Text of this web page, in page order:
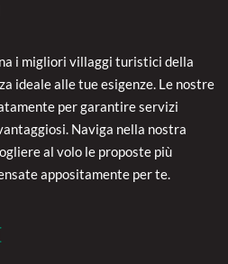
i migliori villaggi turistici della
ideale alle tue esigenze. Le nostre
per garantire servizi
Naviga nella nostra
al volo le proposte più
appositamente per te.